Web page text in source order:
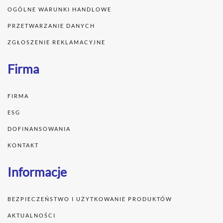
OGÓLNE WARUNKI HANDLOWE
PRZETWARZANIE DANYCH
ZGŁOSZENIE REKLAMACYJNE
Firma
FIRMA
ESG
DOFINANSOWANIA
KONTAKT
Informacje
BEZPIECZEŃSTWO I UŻYTKOWANIE PRODUKTÓW
AKTUALNOŚCI